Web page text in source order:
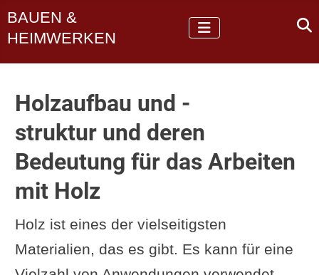
BAUEN &
HEIMWERKEN
Holzaufbau und -
struktur und deren
Bedeutung für das Arbeiten
mit Holz
Holz ist eines der vielseitigsten
Materialien, das es gibt. Es kann für eine